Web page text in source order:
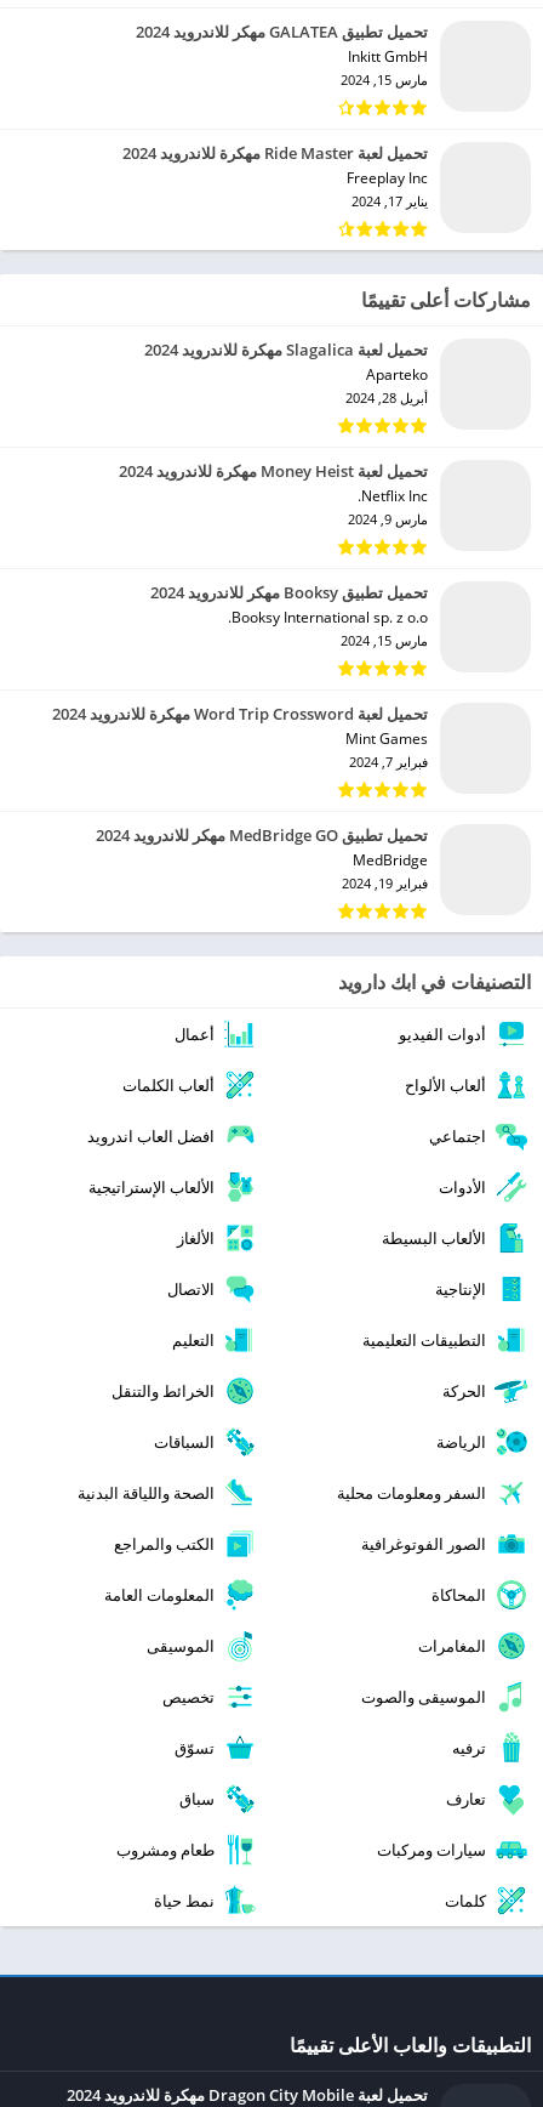
تحميل تطبيق GALATEA مهكر للاندرويد 2024
Inkitt GmbH‏
مارس 15, 2024
تحميل لعبة Ride Master مهكرة للاندرويد 2024
Freeplay Inc‏
يناير 17, 2024
مشاركات أعلى تقييمًا
تحميل لعبة Slagalica مهكرة للاندرويد 2024
Aparteko‏
أبريل 28, 2024
تحميل لعبة Money Heist مهكرة للاندرويد 2024
Netflix Inc.‏
مارس 9, 2024
تحميل تطبيق Booksy مهكر للاندرويد 2024
Booksy International sp. z o.o.‏
مارس 15, 2024
تحميل لعبة Word Trip Crossword مهكرة للاندرويد 2024
Mint Games‏
فبراير 7, 2024
تحميل تطبيق MedBridge GO مهكر للاندرويد 2024
MedBridge‏
فبراير 19, 2024
التصنيفات في ابك دارويد
أدوات الفيديو أعمال
ألعاب الألواح ألعاب الكلمات
اجتماعي افضل العاب اندرويد
الأدوات الألعاب الإستراتيجية
الألعاب البسيطة الألغاز
الإنتاجية الاتصال
التطبيقات التعليمية التعليم
الحركة الخرائط والتنقل
الرياضة السباقات
السفر ومعلومات محلية الصحة واللياقة البدنية
الصور الفوتوغرافية الكتب والمراجع
المحاكاة المعلومات العامة
المغامرات الموسيقى
الموسيقى والصوت تخصيص
ترفيه تسوّق
تعارف سباق
سيارات ومركبات طعام ومشروب
كلمات نمط حياة
التطبيقات والعاب الأعلى تقييمًا
تحميل لعبة Dragon City Mobile مهكرة للاندرويد 2024